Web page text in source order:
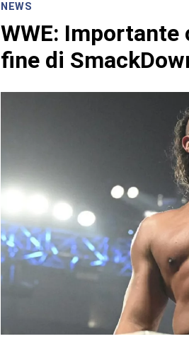
NEWS
WWE:
fine di